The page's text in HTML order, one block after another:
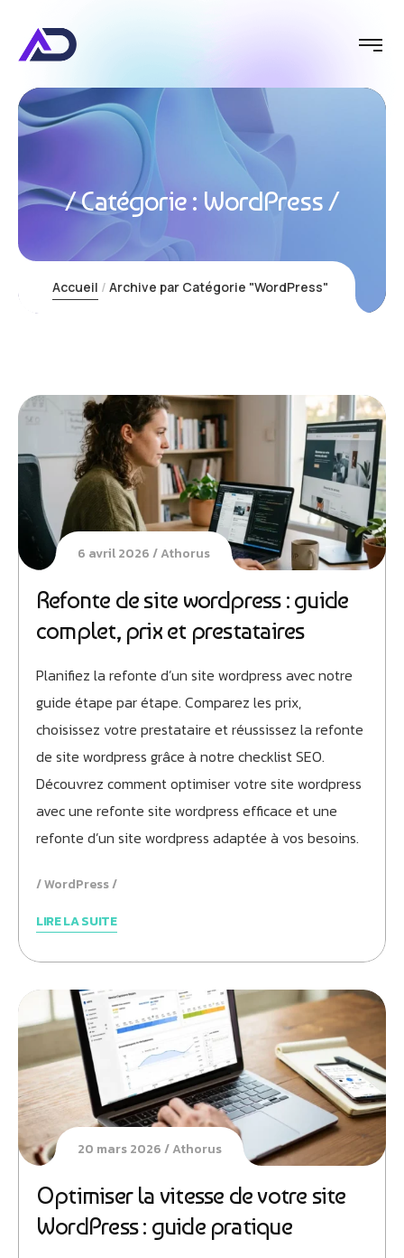
Catégorie : WordPress
Accueil Archive par Catégorie "WordPress"
6 avril 2026 Athorus
Refonte de site wordpress : guide
complet, prix et prestataires
Planifiez la refonte d’un site wordpress avec notre
guide étape par étape. Comparez les prix,
choisissez votre prestataire et réussissez la refonte
de site wordpress grâce à notre checklist SEO.
Découvrez comment optimiser votre site wordpress
avec une refonte site wordpress efficace et une
refonte d’un site wordpress adaptée à vos besoins.
WordPress
LIRE LA SUITE
20 mars 2026 Athorus
Optimiser la vitesse de votre site
WordPress : guide pratique